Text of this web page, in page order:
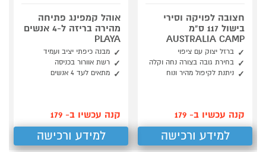
חצובה לפויקה וסירי
בישול 117 ס"מ
AUSTRALIA CAMP
ברזל יצוק עם ציפוי
בחירת גובה בצורה נחה וקלה
ניתנת לקיפול מהיר ונוח
קנה עכשיו ב- 179
למידע ורכישה
אוהל קמפינג פתיחה
מהירה בריזה ל-4 אנשים
PLAYA
מבנה כיפתי יציב ועמיד
רשת אוורור בכניסה
מתאים לעד 4 אנשים
קנה עכשיו ב- 179
למידע ורכישה